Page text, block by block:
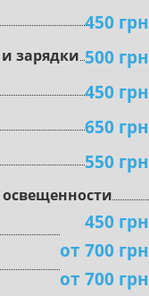
450 грн
зapядки 500 грн
450 грн
650 грн
550 грн
450 грн
от 700 грн
от 700 грн